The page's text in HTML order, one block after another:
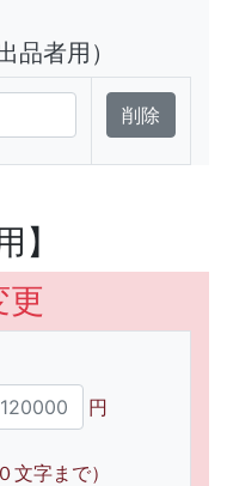
品者用）
】
更
円
文字まで）